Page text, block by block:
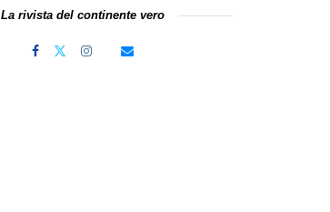
La rivista del continente vero